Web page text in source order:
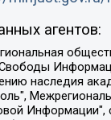
агентов:
центр "МЕМОРИАЛ", Некоммерческая организация "Фонд защиты гласности", Автономная некоммерческая организация "Институт прав человека", Городская общественная организация "Екатеринбургское общество "МЕМОРИАЛ", Городская общественная организация "Рязанское историко-просветительское и правозащитное общество "Мемориал" (Рязанский Мемориал), Челябинский региональный орган общественной самодеятельности – женское общественное объединение "Женщины Евразии", Челябинский региональный орган общественной самодеятельности "Уральская правозащитная группа", Фонд содействия защите здоровья и социальной справедливости имени Андрея Рылькова, Автономная Некоммерческая Организация "Аналитический Центр Юрия Левады", Автономная некоммерческая организация социальной поддержки населения "Проект Апрель", Региональная общественная организация помощи женщинам и детям, находящимся в кризисной ситуации "Информационно-методический центр "Анна", Фонд содействия развитию массовых коммуникаций и правовому просвещению "Так-так-Так", Фонд содействия